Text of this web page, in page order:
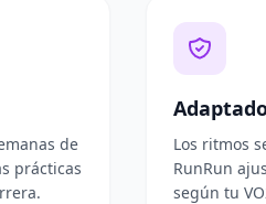
de
prácticas
Los ritmos
RunRun
según tu